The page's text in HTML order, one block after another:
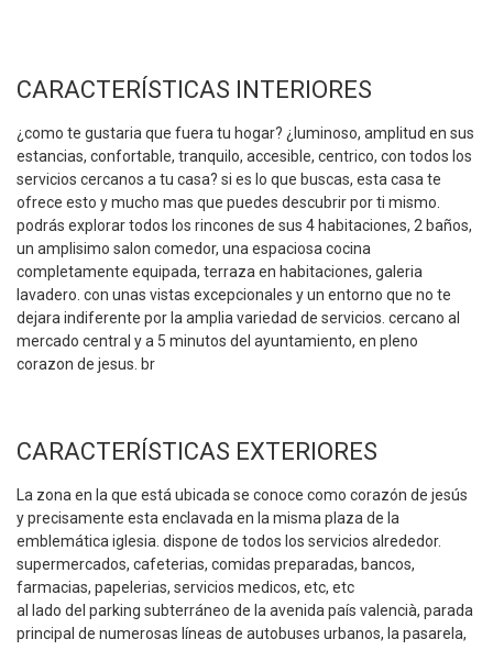
CARACTERÍSTICAS INTERIORES
¿como te gustaria que fuera tu hogar? ¿luminoso, amplitud en sus
estancias, confortable, tranquilo, accesible, centrico, con todos los
servicios cercanos a tu casa? si es lo que buscas, esta casa te
ofrece esto y mucho mas que puedes descubrir por ti mismo.
podrás explorar todos los rincones de sus 4 habitaciones, 2 baños,
un amplisimo salon comedor, una espaciosa cocina
completamente equipada, terraza en habitaciones, galeria
lavadero. con unas vistas excepcionales y un entorno que no te
dejara indiferente por la amplia variedad de servicios. cercano al
mercado central y a 5 minutos del ayuntamiento, en pleno
corazon de jesus. br
CARACTERÍSTICAS EXTERIORES
La zona en la que está ubicada se conoce como corazón de jesús
y precisamente esta enclavada en la misma plaza de la
emblemática iglesia. dispone de todos los servicios alrededor.
supermercados, cafeterias, comidas preparadas, bancos,
farmacias, papelerias, servicios medicos, etc, etc
al lado del parking subterráneo de la avenida país valencià, parada
principal de numerosas líneas de autobuses urbanos, la pasarela,